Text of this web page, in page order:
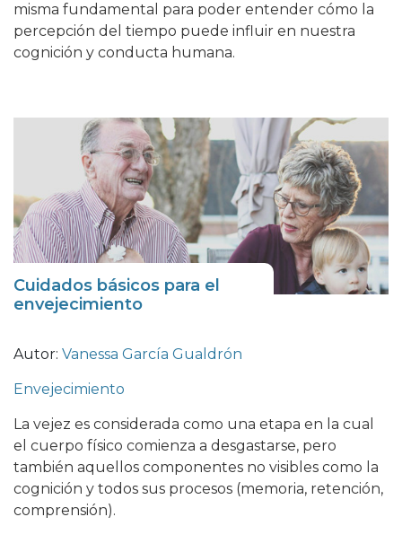
misma fundamental para poder entender cómo la
percepción del tiempo puede influir en nuestra
cognición y conducta humana.
Cuidados básicos para el
envejecimiento
Autor: Vanessa García Gualdrón
Envejecimiento
La vejez es considerada como una etapa en la cual
el cuerpo físico comienza a desgastarse, pero
también aquellos componentes no visibles como la
cognición y todos sus procesos (memoria, retención,
comprensión).